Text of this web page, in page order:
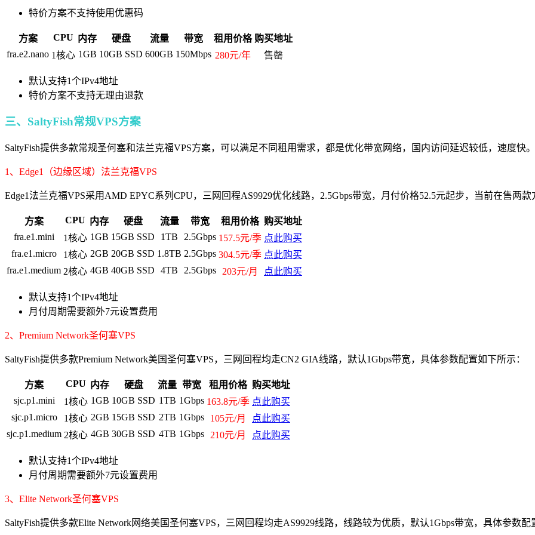
特价方案不支持使用优惠码
方案 CPU 内存 硬盘 流量 带宽 租用价格 购买地址
fra.e2.nano 1核心 1GB 10GB SSD 600GB 150Mbps 280元/年 售罄
默认支持1个IPv4地址
特价方案不支持无理由退款
三、SaltyFish常规VPS方案
SaltyFish提供多款常规圣何塞和法兰克福VPS方案，可以满足不同租用需求，都是优化带宽网络，国内访问延迟较低，速度快。
1、Edge1（边缘区域）法兰克福VPS
Edge1法兰克福VPS采用AMD EPYC系列CPU，三网回程AS9929优化线路，2.5Gbps带宽，月付价格52.5元起步，当前在售两款
方案 CPU 内存 硬盘 流量 带宽 租用价格 购买地址
fra.e1.mini
1核心 1GB 15GB SSD 1TB 2.5Gbps 157.5元/季 点此购买
fra.e1.micro
1核心 2GB 20GB SSD 1.8TB 2.5Gbps 304.5元/季 点此购买
fra.e1.medium 2核心 4GB 40GB SSD 4TB 2.5Gbps 203元/月 点此购买
默认支持1个IPv4地址
月付周期需要额外7元设置费用
2、Premium Network圣何塞VPS
SaltyFish提供多款Premium Network美国圣何塞VPS，三网回程均走CN2 GIA线路，默认1Gbps带宽，具体参数配置如下所示：
方案 CPU 内存 硬盘 流量 带宽 租用价格 购买地址
sjc.p1.mini
1核心 1GB 10GB SSD 1TB 1Gbps 163.8元/季 点此购买
sjc.p1.micro
1核心 2GB 15GB SSD 2TB 1Gbps 105元/月
点此购买
sjc.p1.medium 2核心 4GB 30GB SSD 4TB 1Gbps 210元/月 点此购买
默认支持1个IPv4地址
月付周期需要额外7元设置费用
3、Elite Network圣何塞VPS
SaltyFish提供多款Elite Network网络美国圣何塞VPS，三网回程均走AS9929线路，线路较为优质，默认1Gbps带宽，具体参数配